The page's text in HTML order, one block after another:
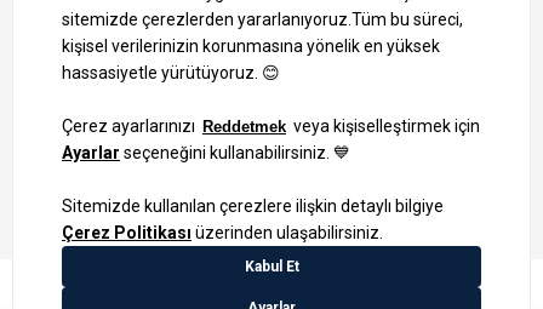
Bilgi Toplum Hizmetleri
KVKK Veri İşleme Politikamız
Site Haritası